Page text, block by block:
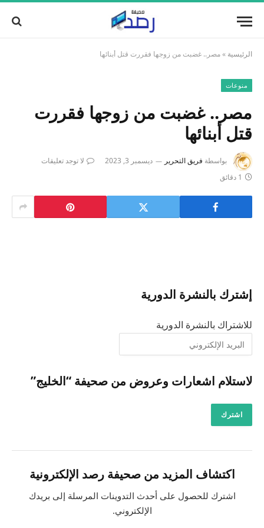
الرئيسية »مصر.. غضبت من زوجها فقررت قتل أبنائها
منوعات
مصر.. غضبت من زوجها فقررت
قتل أبنائها
بواسطة فريق التحرير ديسمبر 3, 2023
لا توجد تعليقات
1 دقائق
إشترك بالنشرة الدورية
للاشتراك بالنشرة الدورية
لاستلام اشعارات وعروض من صحيفة “الخليج”
اشترك
اكتشاف المزيد من صحيفة رصد الإلكترونية
اشترك للحصول على أحدث التدوينات المرسلة إلى بريدك
الإلكتروني.